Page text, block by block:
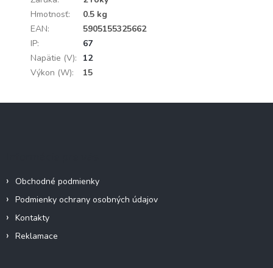
Hmotnosť:
0.5 kg
EAN:
5905155325662
IP:
67
Napätie (V):
12
Výkon (W): 15
Obchodné podmienky
Podmienky ochrany osobných údajov
Kontakty
Reklamace